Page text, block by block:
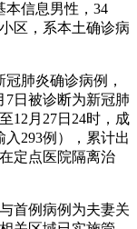
本信息男性，34
区，系本土确诊病
肺炎确诊病例，
7日被诊断为新冠肺
12月27日24时，成
293例），累计出
定点医院隔离治
首例病例为夫妻关